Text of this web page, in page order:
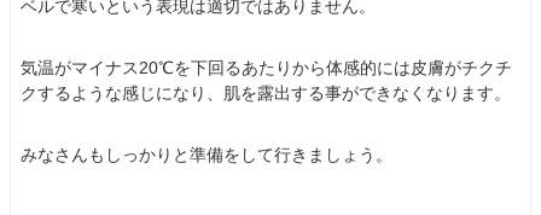
ベルで寒いという表現は適切ではありません。
気温がマイナス20℃を下回るあたりから体感的には皮膚がチクチ
クするような感じになり、肌を露出する事ができなくなります。
みなさんもしっかりと準備をして行きましょう。